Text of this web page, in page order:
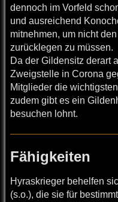
dennoch im Vorfeld
und ausreichend
mitnehmen, um nicht
zurücklegen zu müssen.
Da der Gildensitz derart
Zweigstelle in Corona
Mitglieder die
zudem gibt es ein
besuchen lohnt.
Fähigkeiten
Hyraskrieger behelfen
(s.o.), die sie für